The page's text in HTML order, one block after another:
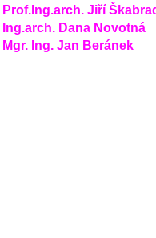
Prof.Ing.arch. Jiří
Ing.arch. Dana Novotná
Mgr. Ing. Jan Beránek